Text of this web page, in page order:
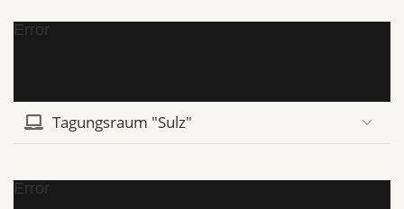
Error
Tagungsraum "Sulz"
Error